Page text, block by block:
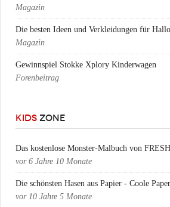
Magazin
Die besten Ideen und Verkleidungen für
Magazin
Gewinnspiel Stokke Xplory Kinderwagen
Forenbeitrag
KIDS ZONE
Das kostenlose Monster-Malbuch von
vor 6 Jahre 10 Monate
Die schönsten Hasen aus Papier - Coole
vor 10 Jahre 5 Monate